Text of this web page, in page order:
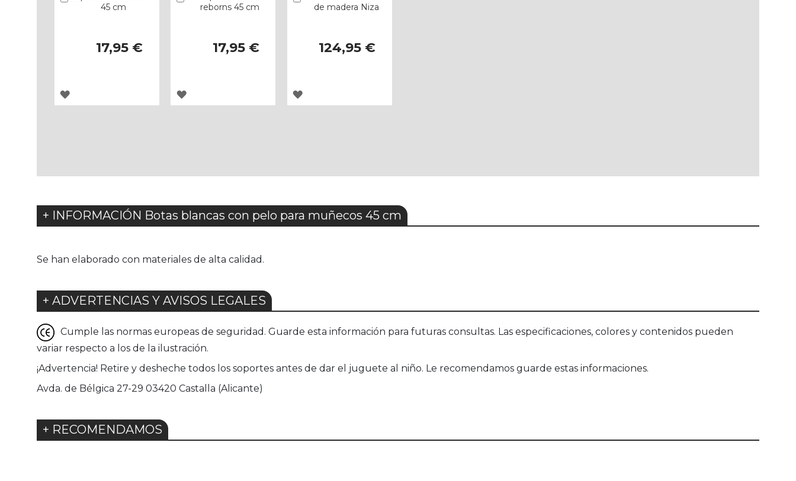
45 cm
17,95 €
AGREGAR
reborns 45 cm
17,95 €
AGREGAR
de madera Niza
124,95 €
AGREGAR
+ INFORMACIÓN Botas blancas con pelo para muñecos 45 cm
Se han elaborado con materiales de alta calidad.
+ ADVERTENCIAS Y AVISOS LEGALES
Cumple las normas europeas de seguridad. Guarde esta información para futuras consultas. Las especificaciones, colores y contenidos pueden
variar respecto a los de la ilustración.
¡Advertencia! Retire y desheche todos los soportes antes de dar el juguete al niño. Le recomendamos guarde estas informaciones.
Avda. de Bélgica 27-29 03420 Castalla (Alicante)
+ RECOMENDAMOS